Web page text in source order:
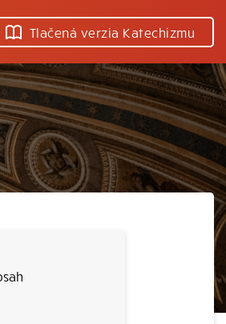
Tlačená verzia Katechizmu